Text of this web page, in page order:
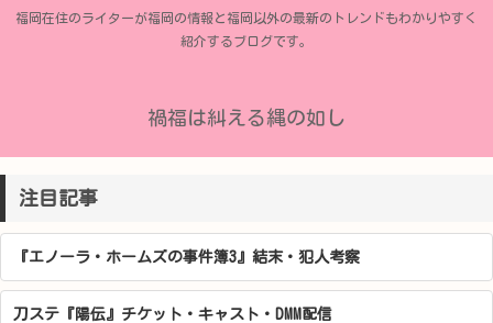
福岡在住のライターが福岡の情報と福岡以外の最新のトレンドもわかりやすく
紹介するブログです。
禍福は糾える縄の如し
注目記事
『エノーラ・ホームズの事件簿3』結末・犯人考察
刀ステ『陽伝』チケット・キャスト・DMM配信